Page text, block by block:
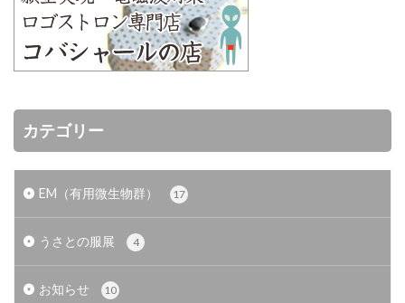
カテゴリー
EM（有用微生物群） 17
うさとの服展 4
お知らせ 10